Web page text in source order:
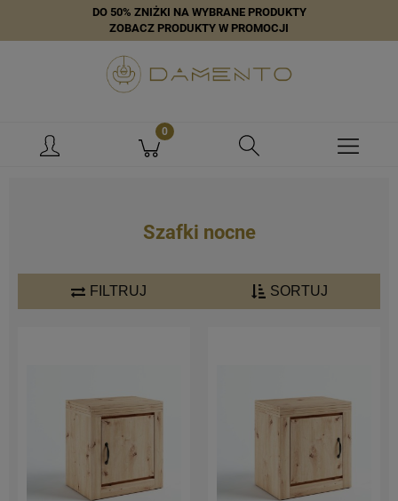
DO 50% ZNIŻKI NA WYBRANE PRODUKTY
ZOBACZ PRODUKTY W PROMOCJI
Szafki nocne
FILTRUJ SORTUJ